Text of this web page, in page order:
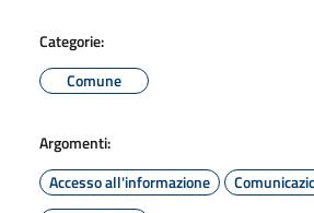
Categorie:
Comune
Argomenti:
Accesso all'informazione